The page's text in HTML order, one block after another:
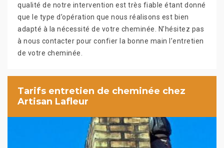
qualité de notre intervention est très fiable étant donné
que le type d’opération que nous réalisons est bien
adapté à la nécessité de votre cheminée. N’hésitez pas
à nous contacter pour confier la bonne main l’entretien
de votre cheminée.
Tarifs entretien de cheminée chez
Artisan Lafleur